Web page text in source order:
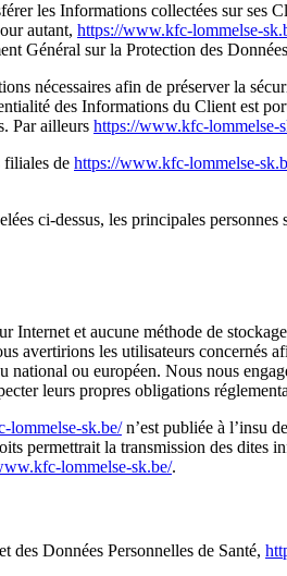
les Informations collectées sur ses
autant, https://www.kfc-lommelse-
Général sur la Protection des
nécessaires afin de préserver la
des Informations du Client est
Par ailleurs https://www.kfc-lommelse-
filiales de https://www.kfc-lommelse-
ci-dessus, les principales
et aucune méthode de
avertirions les utilisateurs
national ou européen. Nous nous
leurs propres obligations
lommelse-sk.be/n’est publiée à l’insu
permettrait la transmission des dites
lommelse-sk.be/.
des Données Personnelles de Santé,